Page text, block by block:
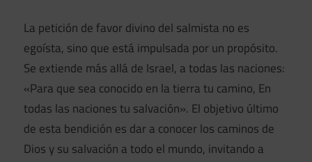
La petición de favor divino del salmista no es
egoísta, sino que está impulsada por un propósito.
Se extiende más allá de Israel, a todas las naciones:
«Para que sea conocido en la tierra tu camino, En
todas las naciones tu salvación». El objetivo último
de esta bendición es dar a conocer los caminos de
Dios y su salvación a todo el mundo, invitando a